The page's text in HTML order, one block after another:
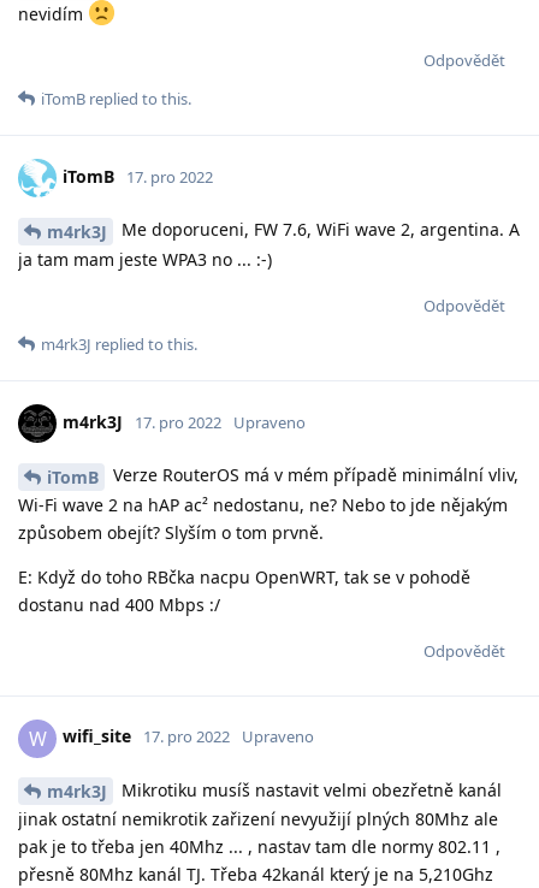
nevidím
Odpovědět
iTomB replied to this.
iTomB 17. pro 2022
m4rk3J
Me doporuceni, FW 7.6, WiFi wave 2, argentina. A
ja tam mam jeste WPA3 no ... :-)
Odpovědět
m4rk3J replied to this.
m4rk3J 17. pro 2022 Upraveno
iTomB
Verze RouterOS má v mém případě minimální vliv,
Wi-Fi wave 2 na hAP ac² nedostanu, ne? Nebo to jde nějakým
způsobem obejít? Slyším o tom prvně.
E: Když do toho RBčka nacpu OpenWRT, tak se v pohodě
dostanu nad 400 Mbps :/
Odpovědět
W wifi_site 17. pro 2022 Upraveno
m4rk3J
Mikrotiku musíš nastavit velmi obezřetně kanál
jinak ostatní nemikrotik zařizení nevyužijí plných 80Mhz ale
pak je to třeba jen 40Mhz ... , nastav tam dle normy 802.11 ,
přesně 80Mhz kanál TJ. Třeba 42kanál který je na 5,210Ghz